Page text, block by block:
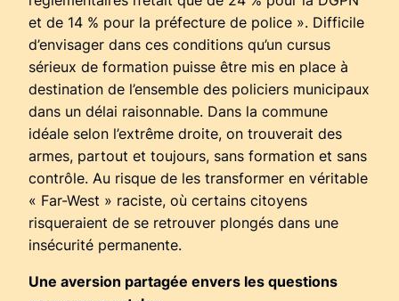
et de 14 % pour la préfecture de police ». Difficile
d’envisager dans ces conditions qu’un cursus
sérieux de formation puisse être mis en place à
destination de l’ensemble des policiers municipaux
dans un délai raisonnable. Dans la commune
idéale selon l’extrême droite, on trouverait des
armes, partout et toujours, sans formation et sans
contrôle. Au risque de les transformer en véritable
« Far-West » raciste, où certains citoyens
risqueraient de se retrouver plongés dans une
insécurité permanente.
Une aversion partagée envers les questions